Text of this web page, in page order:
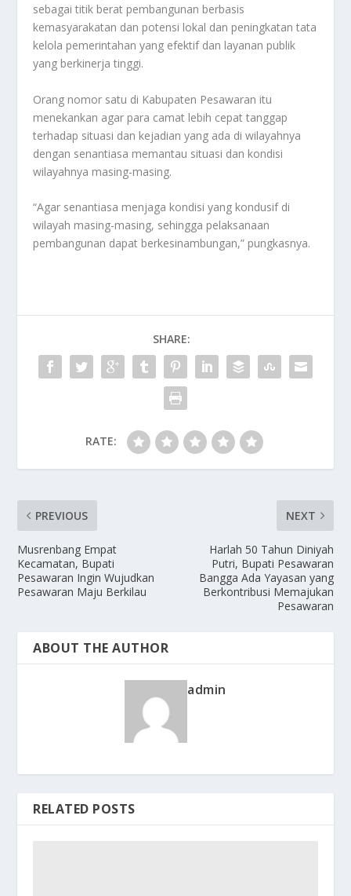
sebagai titik berat pembangunan berbasis
kemasyarakatan dan potensi lokal dan peningkatan tata
kelola pemerintahan yang efektif dan layanan publik
yang berkinerja tinggi.
Orang nomor satu di Kabupaten Pesawaran itu
menekankan agar para camat lebih cepat tanggap
terhadap situasi dan kejadian yang ada di wilayahnya
dengan senantiasa memantau situasi dan kondisi
wilayahnya masing-masing.
“Agar senantiasa menjaga kondisi yang kondusif di
wilayah masing-masing, sehingga pelaksanaan
pembangunan dapat berkesinambungan,” pungkasnya.
SHARE:
RATE:
PREVIOUS
Musrenbang Empat
Kecamatan, Bupati
Pesawaran Ingin Wujudkan
Pesawaran Maju Berkilau
NEXT
Harlah 50 Tahun Diniyah
Putri, Bupati Pesawaran
Bangga Ada Yayasan yang
Berkontribusi Memajukan
Pesawaran
ABOUT THE AUTHOR
admin
RELATED POSTS